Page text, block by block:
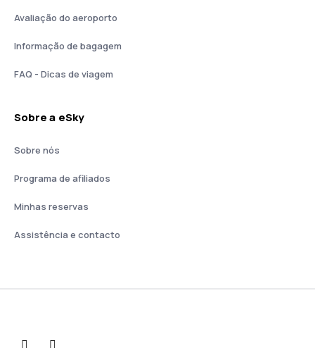
Avaliação do aeroporto
Informação de bagagem
FAQ - Dicas de viagem
Sobre a eSky
Sobre nós
Programa de afiliados
Minhas reservas
Assistência e contacto